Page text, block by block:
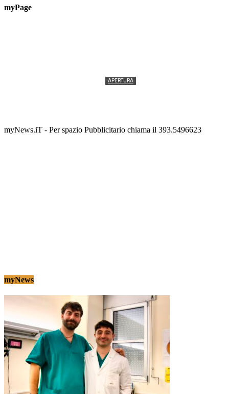
myPage
APERTURA
myNews.iT - Per spazio Pubblicitario chiama il 393.5496623
myNews